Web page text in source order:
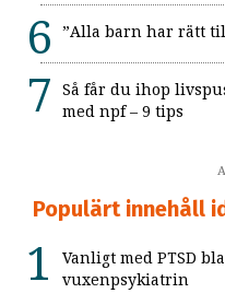
”Alla barn har rätt
Så får du ihop
med npf – 9 tips
Populärt innehåll
Vanligt med PTSD
vuxenpsykiatrin